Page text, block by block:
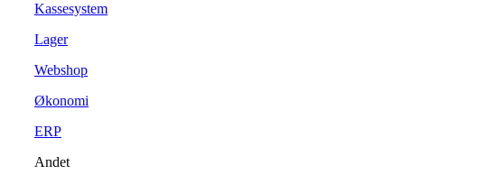
Kassesystem
Lager
Webshop
Økonomi
ERP
Andet